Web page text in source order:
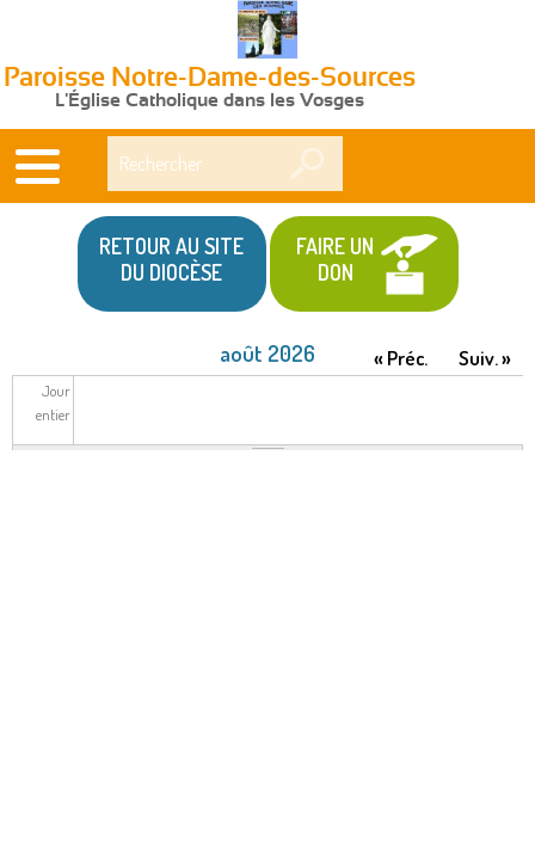
Paroisse Notre-Dame-des-Sources
L'Église Catholique dans les Vosges
RETOUR AU SITE
DU DIOCÈSE
FAIRE UN
DON
août 2026 « Préc. Suiv. »
Jour
entier